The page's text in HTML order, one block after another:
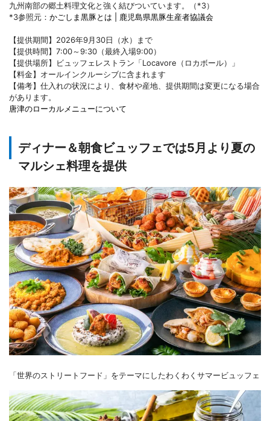
九州南部の郷土料理文化と強く結びついています。（*3）
*3参照元： かごしま黒豚とは | 鹿児島県黒豚生産者協議会
【提供期間】2026年9月30日（水）まで
【提供時間】7:00～9:30（最終入場9:00）
【提供場所】ビュッフェレストラン「Locavore（ロカボール）」
【料金】オールインクルーシブに含まれます
【備考】仕入れの状況により、食材や産地、提供期間は変更になる場合
があります。
唐津のローカルメニューについて
ディナー＆朝食ビュッフェでは5月より夏の
マルシェ料理を提供
「世界のストリートフード」をテーマにしたわくわくサマービュッフェ